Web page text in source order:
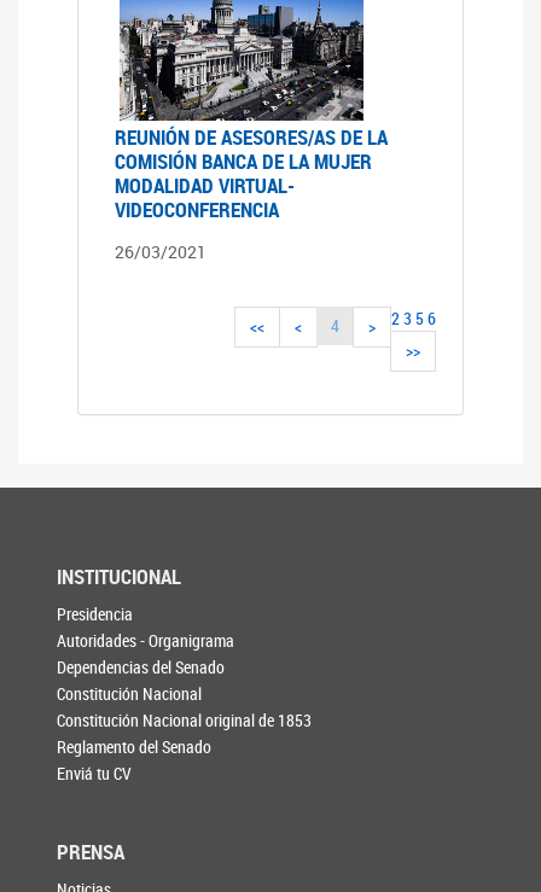
REUNIÓN DE ASESORES/AS DE LA
COMISIÓN BANCA DE LA MUJER
MODALIDAD VIRTUAL-
VIDEOCONFERENCIA
26/03/2021
<< < 23
4 56
>
>>
INSTITUCIONAL
Presidencia
Autoridades - Organigrama
Dependencias del Senado
Constitución Nacional
Constitución Nacional original de 1853
Reglamento del Senado
Enviá tu CV
PRENSA